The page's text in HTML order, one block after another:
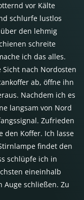
vor Kälte
schlurfe lustlos
den lehmig
schreite
ich das alles.
nach Nordosten
ab, öffne ihn
Nachdem ich es
langsam von Nord
Zufrieden
den Koffer. Ich lasse
findet den
schlüpfe ich in
eineinhalb
Auge schließen. Zu